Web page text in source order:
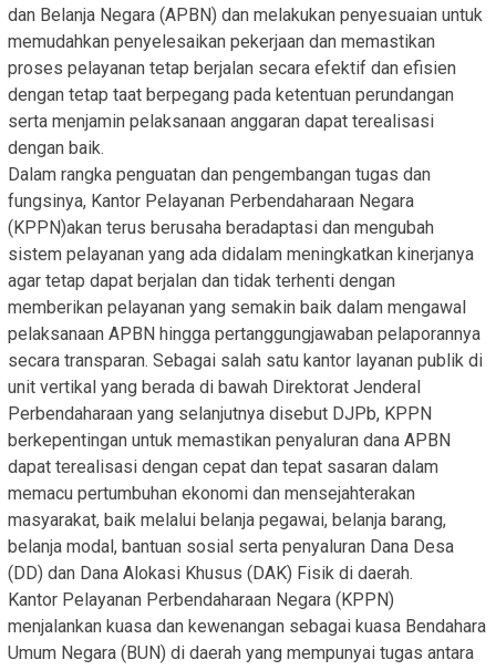
dan Belanja Negara (APBN) dan melakukan penyesuaian untuk
memudahkan penyelesaikan pekerjaan dan memastikan
proses pelayanan tetap berjalan secara efektif dan efisien
dengan tetap taat berpegang pada ketentuan perundangan
serta menjamin pelaksanaan anggaran dapat terealisasi
dengan baik.
Dalam rangka penguatan dan pengembangan tugas dan
fungsinya, Kantor Pelayanan Perbendaharaan Negara
(KPPN)akan terus berusaha beradaptasi dan mengubah
sistem pelayanan yang ada didalam meningkatkan kinerjanya
agar tetap dapat berjalan dan tidak terhenti dengan
memberikan pelayanan yang semakin baik dalam mengawal
pelaksanaan APBN hingga pertanggungjawaban pelaporannya
secara transparan. Sebagai salah satu kantor layanan publik di
unit vertikal yang berada di bawah Direktorat Jenderal
Perbendaharaan yang selanjutnya disebut DJPb, KPPN
berkepentingan untuk memastikan penyaluran dana APBN
dapat terealisasi dengan cepat dan tepat sasaran dalam
memacu pertumbuhan ekonomi dan mensejahterakan
masyarakat, baik melalui belanja pegawai, belanja barang,
belanja modal, bantuan sosial serta penyaluran Dana Desa
(DD) dan Dana Alokasi Khusus (DAK) Fisik di daerah.
Kantor Pelayanan Perbendaharaan Negara (KPPN)
menjalankan kuasa dan kewenangan sebagai kuasa Bendahara
Umum Negara (BUN) di daerah yang mempunyai tugas antara